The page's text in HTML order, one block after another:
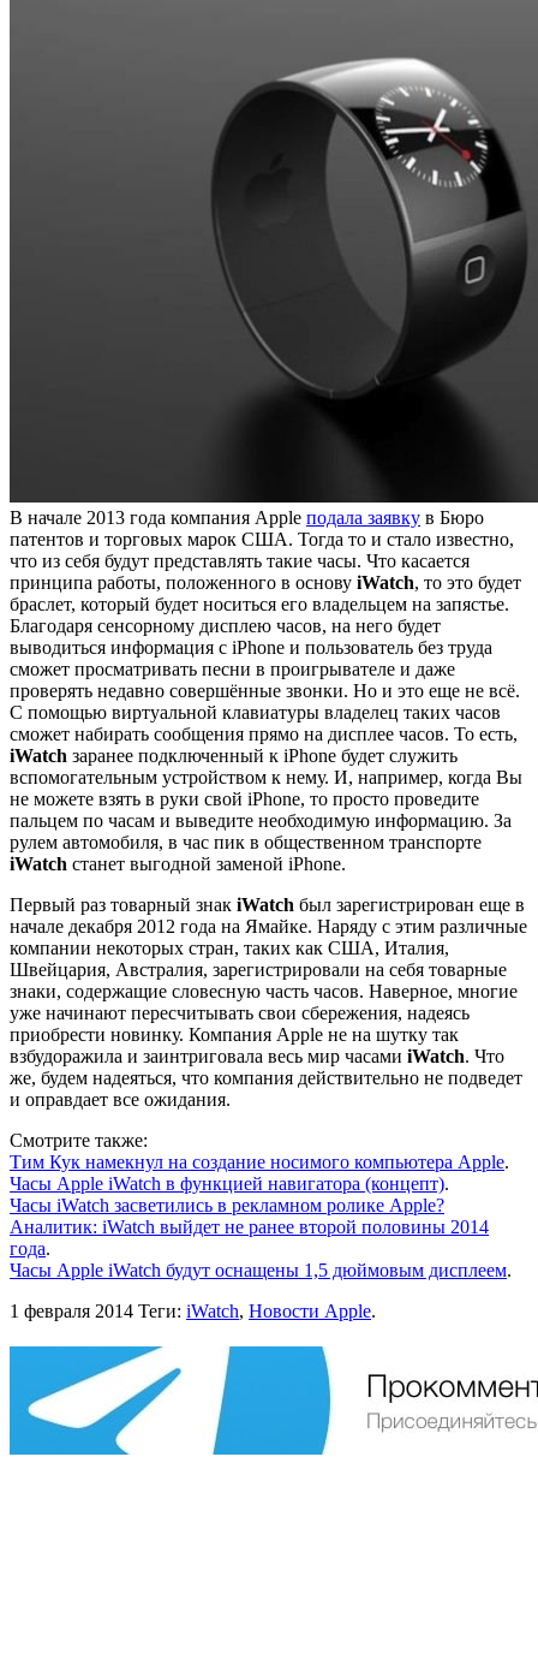
В начале 2013 года компания Apple подала заявку в Бюро
патентов и торговых марок США. Тогда то и стало известно,
что из себя будут представлять такие часы. Что касается
принципа работы, положенного в основу iWatch, то это будет
браслет, который будет носиться его владельцем на запястье.
Благодаря сенсорному дисплею часов, на него будет
выводиться информация с iPhone и пользователь без труда
сможет просматривать песни в проигрывателе и даже
проверять недавно совершённые звонки. Но и это еще не всё.
С помощью виртуальной клавиатуры владелец таких часов
сможет набирать сообщения прямо на дисплее часов. То есть,
iWatch заранее подключенный к iPhone будет служить
вспомогательным устройством к нему. И, например, когда Вы
не можете взять в руки свой iPhone, то просто проведите
пальцем по часам и выведите необходимую информацию. За
рулем автомобиля, в час пик в общественном транспорте
iWatch станет выгодной заменой iPhone.
Первый раз товарный знак iWatch был зарегистрирован еще в
начале декабря 2012 года на Ямайке. Наряду с этим различные
компании некоторых стран, таких как США, Италия,
Швейцария, Австралия, зарегистрировали на себя товарные
знаки, содержащие словесную часть часов. Наверное, многие
уже начинают пересчитывать свои сбережения, надеясь
приобрести новинку. Компания Apple не на шутку так
взбудоражила и заинтриговала весь мир часами iWatch. Что
же, будем надеяться, что компания действительно не подведет
и оправдает все ожидания.
Cмотрите также:
Тим Кук намекнул на создание носимого компьютера Apple.
Часы Apple iWatch в функцией навигатора (концепт).
Часы iWatch засветились в рекламном ролике Apple?
Аналитик: iWatch выйдет не ранее второй половины 2014
года.
Часы Apple iWatch будут оснащены 1,5 дюймовым дисплеем.
1 февраля 2014 Теги: iWatch, Новости Apple.